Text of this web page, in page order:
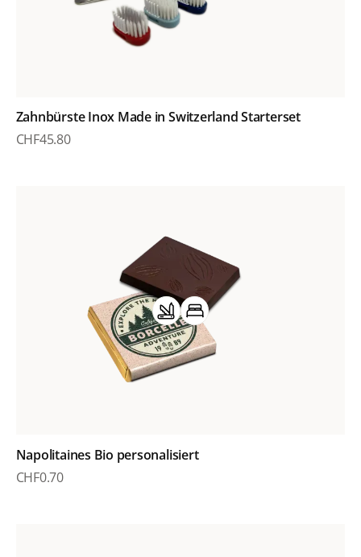
Zahnbürste Inox Made in Switzerland Starterset
CHF45.80
Napolitaines Bio personalisiert
CHF0.70